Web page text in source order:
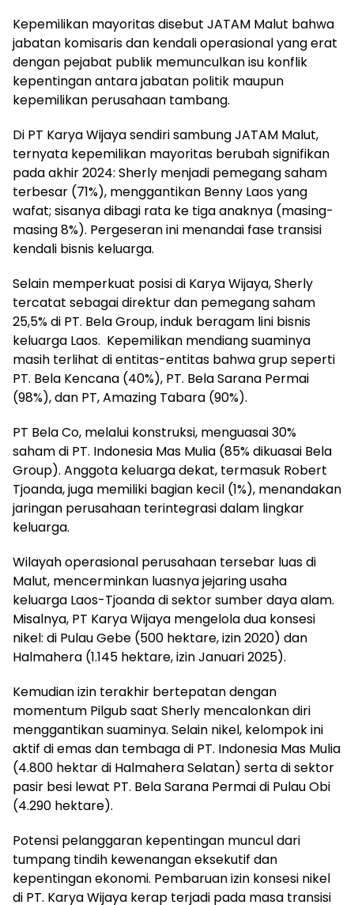
Kepemilikan mayoritas disebut JATAM Malut bahwa
jabatan komisaris dan kendali operasional yang erat
dengan pejabat publik memunculkan isu konflik
kepentingan antara jabatan politik maupun
kepemilikan perusahaan tambang.
Di PT Karya Wijaya sendiri sambung JATAM Malut,
ternyata kepemilikan mayoritas berubah signifikan
pada akhir 2024: Sherly menjadi pemegang saham
terbesar (71%), menggantikan Benny Laos yang
wafat; sisanya dibagi rata ke tiga anaknya (masing-
masing 8%). Pergeseran ini menandai fase transisi
kendali bisnis keluarga.
Selain memperkuat posisi di Karya Wijaya, Sherly
tercatat sebagai direktur dan pemegang saham
25,5% di PT. Bela Group, induk beragam lini bisnis
keluarga Laos. Kepemilikan mendiang suaminya
masih terlihat di entitas-entitas bahwa grup seperti
PT. Bela Kencana (40%), PT. Bela Sarana Permai
(98%), dan PT, Amazing Tabara (90%).
PT Bela Co, melalui konstruksi, menguasai 30%
saham di PT. Indonesia Mas Mulia (85% dikuasai Bela
Group). Anggota keluarga dekat, termasuk Robert
Tjoanda, juga memiliki bagian kecil (1%), menandakan
jaringan perusahaan terintegrasi dalam lingkar
keluarga.
Wilayah operasional perusahaan tersebar luas di
Malut, mencerminkan luasnya jejaring usaha
keluarga Laos-Tjoanda di sektor sumber daya alam.
Misalnya, PT Karya Wijaya mengelola dua konsesi
nikel: di Pulau Gebe (500 hektare, izin 2020) dan
Halmahera (1.145 hektare, izin Januari 2025).
Kemudian izin terakhir bertepatan dengan
momentum Pilgub saat Sherly mencalonkan diri
menggantikan suaminya. Selain nikel, kelompok ini
aktif di emas dan tembaga di PT. Indonesia Mas Mulia
(4.800 hektar di Halmahera Selatan) serta di sektor
pasir besi lewat PT. Bela Sarana Permai di Pulau Obi
(4.290 hektare).
Potensi pelanggaran kepentingan muncul dari
tumpang tindih kewenangan eksekutif dan
kepentingan ekonomi. Pembaruan izin konsesi nikel
di PT. Karya Wijaya kerap terjadi pada masa transisi